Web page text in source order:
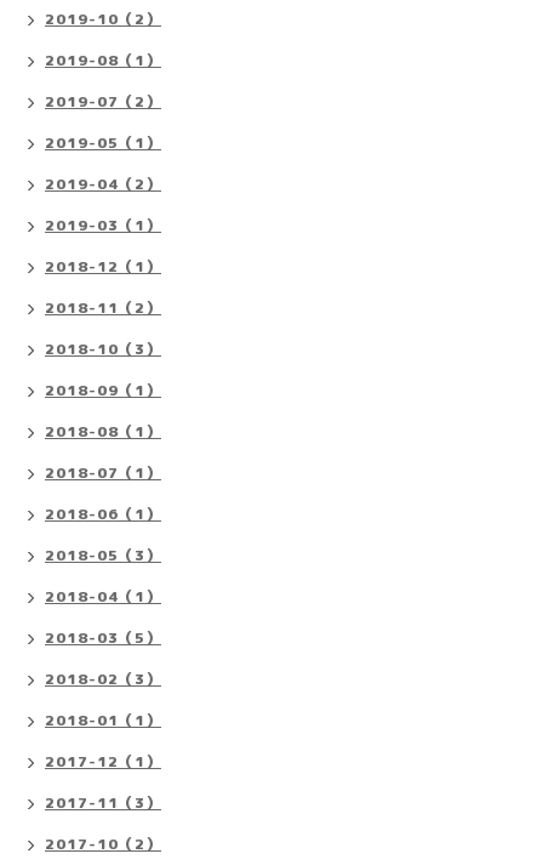
2019-10（2）
2019-08（1）
2019-07（2）
2019-05（1）
2019-04（2）
2019-03（1）
2018-12（1）
2018-11（2）
2018-10（3）
2018-09（1）
2018-08（1）
2018-07（1）
2018-06（1）
2018-05（3）
2018-04（1）
2018-03（5）
2018-02（3）
2018-01（1）
2017-12（1）
2017-11（3）
2017-10（2）